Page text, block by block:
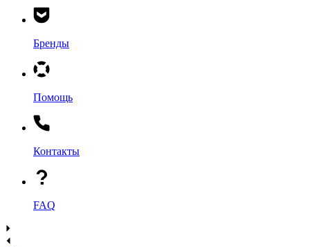
Бренды
Помощь
Контакты
FAQ